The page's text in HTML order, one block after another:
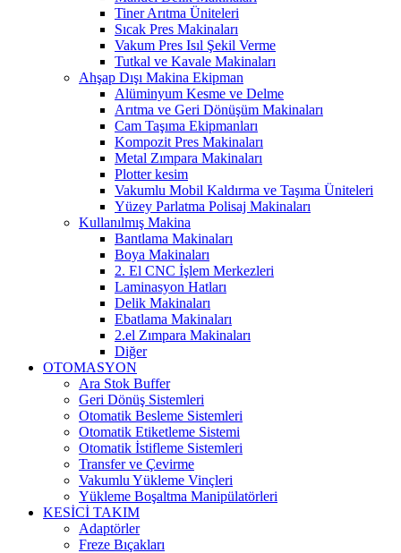
Tiner Arıtma Üniteleri
Sıcak Pres Makinaları
Vakum Pres Isıl Şekil Verme
Tutkal ve Kavale Makinaları
Ahşap Dışı Makina Ekipman
Alüminyum Kesme ve Delme
Arıtma ve Geri Dönüşüm Makinaları
Cam Taşıma Ekipmanları
Kompozit Pres Makinaları
Metal Zımpara Makinaları
Plotter kesim
Vakumlu Mobil Kaldırma ve Taşıma Üniteleri
Yüzey Parlatma Polisaj Makinaları
Kullanılmış Makina
Bantlama Makinaları
Boya Makinaları
2. El CNC İşlem Merkezleri
Laminasyon Hatları
Delik Makinaları
Ebatlama Makinaları
2.el Zımpara Makinaları
Diğer
OTOMASYON
Ara Stok Buffer
Geri Dönüş Sistemleri
Otomatik Besleme Sistemleri
Otomatik Etiketleme Sistemi
Otomatik İstifleme Sistemleri
Transfer ve Çevirme
Vakumlu Yükleme Vinçleri
Yükleme Boşaltma Manipülatörleri
KESİCİ TAKIM
Adaptörler
Freze Bıçakları